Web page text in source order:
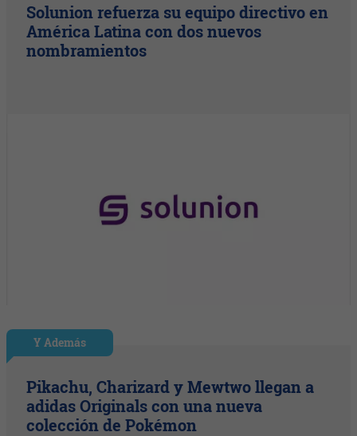
Solunion refuerza su equipo directivo en
América Latina con dos nuevos
nombramientos
Y Además
Pikachu, Charizard y Mewtwo llegan a
adidas Originals con una nueva
colección de Pokémon